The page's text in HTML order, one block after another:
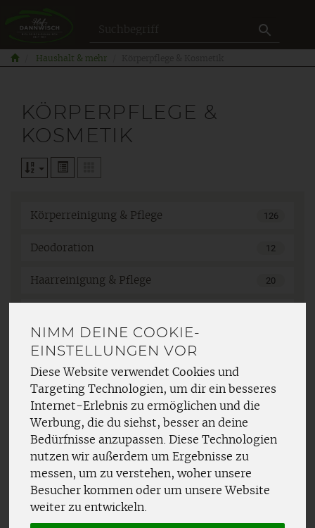
NIMM DEINE COOKIE-
EINSTELLUNGEN VOR
Diese Website verwendet Cookies und
Targeting Technologien, um dir ein besseres
Internet-Erlebnis zu ermöglichen und die
Werbung, die du siehst, besser an deine
Bedürfnisse anzupassen. Diese Technologien
nutzen wir außerdem um Ergebnisse zu
messen, um zu verstehen, woher unsere
Besucher kommen oder um unsere Website
weiter zu entwickeln.
Haushalt & mehr
KÖRPERPFLEGE &
KOSMETIK
126
Körperreinigung & Pflege
12
Deodoration
20
Haarreinigung & Pflege
Lippenpflege
Düfte
Mund- & Zahnpflege
8
Hygieneartikel
Sonnenpflege
Insektenschutz